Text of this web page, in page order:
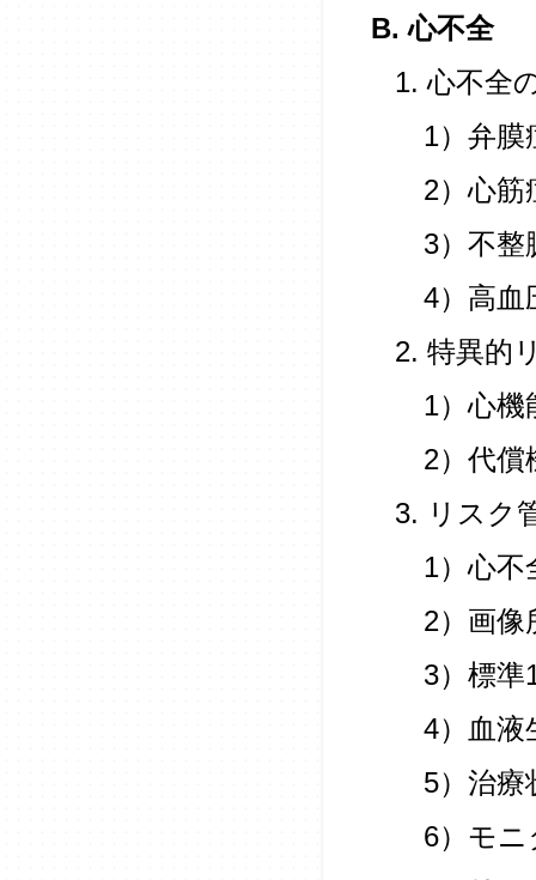
B. 心不全
1. 心不全
1）弁膜
2）心筋
3）不整
4）高血
2. 特異的
1）心機
2）代償
3. リスク
1）心不
2）画像
3）標準
4）血液
5）治療
6）モニ